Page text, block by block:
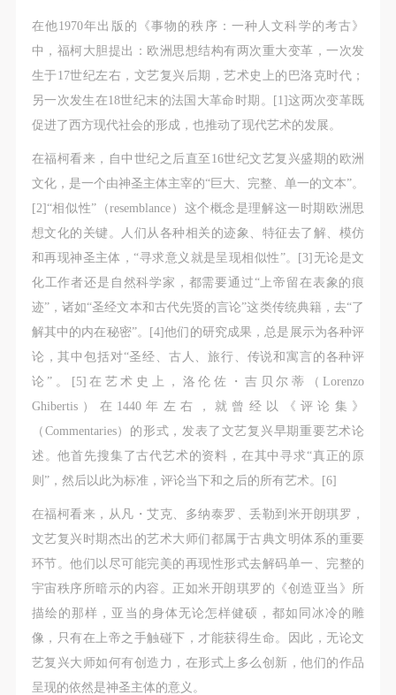
在他1970年出版的《事物的秩序：一种人文科学的考古》
中，福柯大胆提出：欧洲思想结构有两次重大变革，一次发
生于17世纪左右，文艺复兴后期，艺术史上的巴洛克时代；
另一次发生在18世纪末的法国大革命时期。[1]这两次变革既
促进了西方现代社会的形成，也推动了现代艺术的发展。
在福柯看来，自中世纪之后直至16世纪文艺复兴盛期的欧洲
文化，是一个由神圣主体主宰的“巨大、完整、单一的文本”。
[2]“相似性”（resemblance）这个概念是理解这一时期欧洲思
想文化的关键。人们从各种相关的迹象、特征去了解、模仿
和再现神圣主体，“寻求意义就是呈现相似性”。[3]无论是文
化工作者还是自然科学家，都需要通过“上帝留在表象的痕
迹”，诸如“圣经文本和古代先贤的言论”这类传统典籍，去“了
解其中的内在秘密”。[4]他们的研究成果，总是展示为各种评
论，其中包括对“圣经、古人、旅行、传说和寓言的各种评
论”。[5]在艺术史上，洛伦佐・吉贝尔蒂（Lorenzo
Ghibertis）在1440年左右，就曾经以《评论集》
（Commentaries）的形式，发表了文艺复兴早期重要艺术论
述。他首先搜集了古代艺术的资料，在其中寻求“真正的原
则”，然后以此为标准，评论当下和之后的所有艺术。[6]
在福柯看来，从凡・艾克、多纳泰罗、丢勒到米开朗琪罗，
文艺复兴时期杰出的艺术大师们都属于古典文明体系的重要
环节。他们以尽可能完美的再现性形式去解码单一、完整的
宇宙秩序所暗示的内容。正如米开朗琪罗的《创造亚当》所
描绘的那样，亚当的身体无论怎样健硕，都如同冰冷的雕
像，只有在上帝之手触碰下，才能获得生命。因此，无论文
艺复兴大师如何有创造力，在形式上多么创新，他们的作品
呈现的依然是神圣主体的意义。
第四条
参加活动者在此次活动期间的人身安全责任自负。鼓
励参加者自行购买人身安全保险。活动中一旦出现事
故，活动中任何非事故当事人及美术馆将不承担人身
事故的任何责任，但有互相援助的义务。参加活动的
成员应当积极主动的组织实施救援工作，但对事故本
身不承担任何法律责任和经济责任。参加本次活动者
的人身安全不负有民事及相关连带责任。
第五条
参加活动者在此次活动期间应主动遵守美术馆活动秩
序、维护美术馆场地及展示、展览、馆藏艺术作品及
衍生品的安全。活动中一旦因个人原因造成美术馆场
地、空间、艺术品、衍生品等受到不同程度的损失、
破坏。活动中任何非事故当事人及美术馆将不承担相
应的责任与损失，应由参与活动者根据相应的法律条
文、组织规定进行协商和赔偿。并追究相应的法律责
任和经济责任。
第六条
参与活动者在参与活动时应当在美术馆工作人员及活
动导师、教师指导下进行，并正确的使用活动中所涉
及到的绘画工具、创作材料及配套设备、设施，若参
与者因个人原因在使用相应绘画工具、创作材料及配
套设备、设施造成个人受伤、伤害他人及造成相应工
具、材料、设备或设施的故障或损坏。参与活动者应
当承当相应的全部责任，并主动赔偿相应的经济损
失。活动中任何非事故当事人及美术馆将不承担人身
事故的任何责任。
第四条
参加活动者在此次活动期间的人身安全责任自负。鼓
励参加者自行购买人身安全保险。活动中一旦出现事
故，活动中任何非事故当事人及美术馆将不承担人身
事故的任何责任，但有互相援助的义务。参加活动的
成员应当积极主动的组织实施救援工作，但对事故本
身不承担任何法律责任和经济责任。参加本次活动者
的人身安全不负有民事及相关连带责任。
第五条
参加活动者在此次活动期间应主动遵守美术馆活动秩
序、维护美术馆场地及展示、展览、馆藏艺术作品及
衍生品的安全。活动中一旦因个人原因造成美术馆场
地、空间、艺术品、衍生品等受到不同程度的损失、
破坏。活动中任何非事故当事人及美术馆将不承担相
应的责任与损失，应由参与活动者根据相应的法律条
文、组织规定进行协商和赔偿。并追究相应的法律责
任和经济责任。
第六条
参与活动者在参与活动时应当在美术馆工作人员及活
动导师、教师指导下进行，并正确的使用活动中所涉
及到的绘画工具、创作材料及配套设备、设施，若参
与者因个人原因在使用相应绘画工具、创作材料及配
套设备、设施造成个人受伤、伤害他人及造成相应工
具、材料、设备或设施的故障或损坏。参与活动者应
当承当相应的全部责任，并主动赔偿相应的经济损
失。活动中任何非事故当事人及美术馆将不承担人身
事故的任何责任。
第四条
参加活动者在此次活动期间的人身安全责任自负。鼓
励参加者自行购买人身安全保险。活动中一旦出现事
故，活动中任何非事故当事人及美术馆将不承担人身
事故的任何责任，但有互相援助的义务。参加活动的
成员应当积极主动的组织实施救援工作，但对事故本
身不承担任何法律责任和经济责任。参加本次活动者
的人身安全不负有民事及相关连带责任。
第五条
参加活动者在此次活动期间应主动遵守美术馆活动秩
序、维护美术馆场地及展示、展览、馆藏艺术作品及
衍生品的安全。活动中一旦因个人原因造成美术馆场
地、空间、艺术品、衍生品等受到不同程度的损失、
破坏。活动中任何非事故当事人及美术馆将不承担相
应的责任与损失，应由参与活动者根据相应的法律条
文、组织规定进行协商和赔偿。并追究相应的法律责
任和经济责任。
第六条
参与活动者在参与活动时应当在美术馆工作人员及活
动导师、教师指导下进行，并正确的使用活动中所涉
及到的绘画工具、创作材料及配套设备、设施，若参
与者因个人原因在使用相应绘画工具、创作材料及配
套设备、设施造成个人受伤、伤害他人及造成相应工
具、材料、设备或设施的故障或损坏。参与活动者应
当承当相应的全部责任，并主动赔偿相应的经济损
失。活动中任何非事故当事人及美术馆将不承担人身
事故的任何责任。